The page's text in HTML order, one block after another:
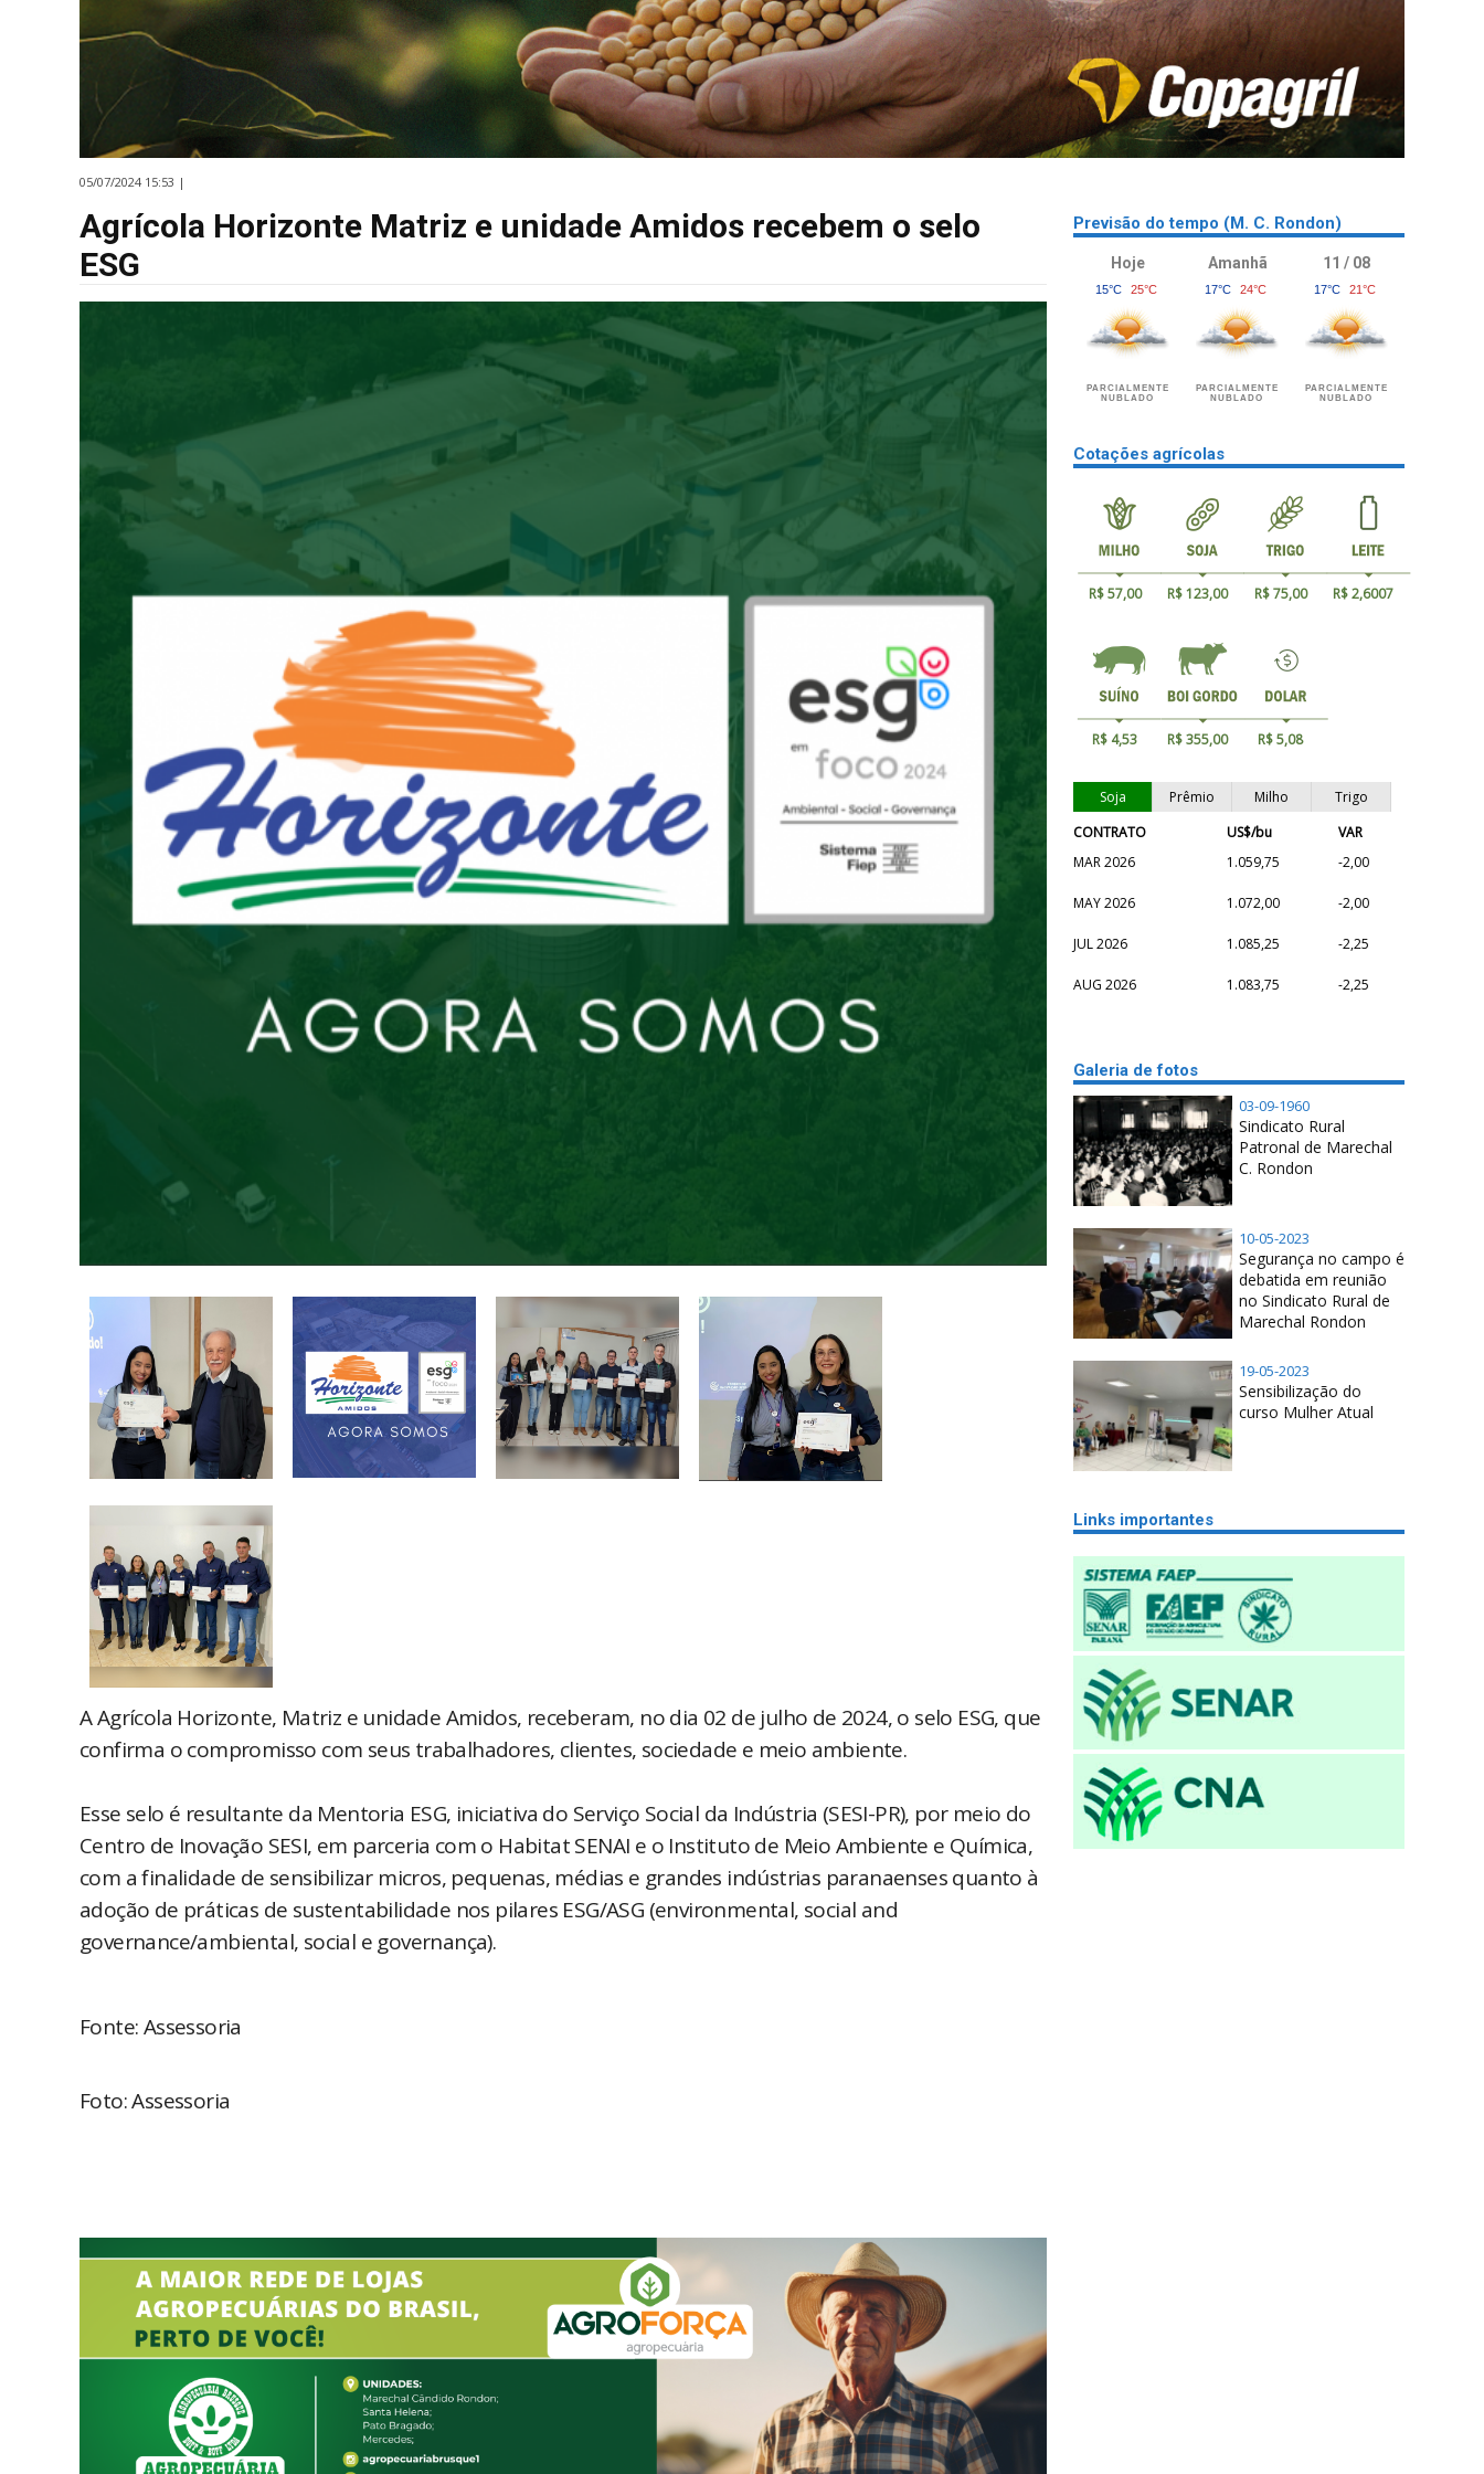
05/07/2024 15:53 |
Agrícola Horizonte Matriz e unidade Amidos recebem o selo
ESG
A Agrícola Horizonte, Matriz e unidade Amidos, receberam, no dia 02 de julho de 2024, o selo ESG, que
confirma o compromisso com seus trabalhadores, clientes, sociedade e meio ambiente.
Esse selo é resultante da Mentoria ESG, iniciativa do Serviço Social da Indústria (SESI-PR), por meio do
Centro de Inovação SESI, em parceria com o Habitat SENAI e o Instituto de Meio Ambiente e Química,
com a finalidade de sensibilizar micros, pequenas, médias e grandes indústrias paranaenses quanto à
adoção de práticas de sustentabilidade nos pilares ESG/ASG (environmental, social and
governance/ambiental, social e governança).
Fonte: Assessoria
Foto: Assessoria
Previsão do tempo (M. C. Rondon)
Hoje
15°C 25°C
PARCIALMENTE
NUBLADO
Amanhã
17°C 24°C
PARCIALMENTE
NUBLADO
11 / 08
17°C 21°C
PARCIALMENTE
NUBLADO
Cotações agrícolas
R$ 57,00 R$ 123,00 R$ 75,00 R$ 2,6007
R$ 4,53 R$ 355,00 R$ 5,08
Soja Prêmio Milho
Trigo
CONTRATO
US$/bu
VAR
MAR 2026
1.059,75 -2,00
MAY 2026 1.072,00 -2,00
JUL 2026 1.085,25 -2,25
AUG 2026 1.083,75 -2,25
Galeria de fotos
03-09-1960
Sindicato Rural
Patronal de Marechal
C. Rondon
10-05-2023
Segurança no campo é
debatida em reunião
no Sindicato Rural de
Marechal Rondon
19-05-2023
Sensibilização do
curso Mulher Atual
Links importantes